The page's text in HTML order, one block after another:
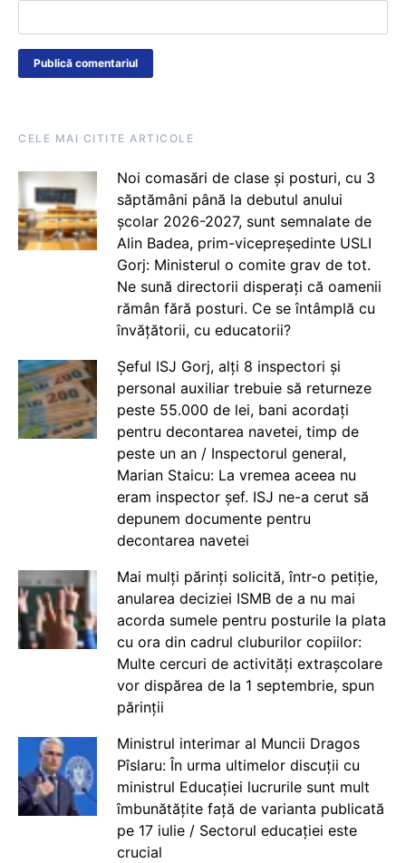
CELE MAI CITITE ARTICOLE
Noi comasări de clase și posturi, cu 3
săptămâni până la debutul anului
școlar 2026-2027, sunt semnalate de
Alin Badea, prim-vicepreședinte USLI
Gorj: Ministerul o comite grav de tot.
Ne sună directorii disperați că oamenii
rămân fără posturi. Ce se întâmplă cu
învățătorii, cu educatorii?
Șeful ISJ Gorj, alți 8 inspectori și
personal auxiliar trebuie să returneze
peste 55.000 de lei, bani acordați
pentru decontarea navetei, timp de
peste un an / Inspectorul general,
Marian Staicu: La vremea aceea nu
eram inspector șef. ISJ ne-a cerut să
depunem documente pentru
decontarea navetei
Mai mulți părinți solicită, într-o petiție,
anularea deciziei ISMB de a nu mai
acorda sumele pentru posturile la plata
cu ora din cadrul cluburilor copiilor:
Multe cercuri de activități extrașcolare
vor dispărea de la 1 septembrie, spun
părinții
Ministrul interimar al Muncii Dragos
Pîslaru: În urma ultimelor discuții cu
ministrul Educației lucrurile sunt mult
îmbunătățite față de varianta publicată
pe 17 iulie / Sectorul educației este
crucial